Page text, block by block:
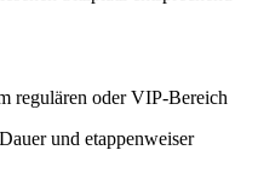
regulären oder VIP-Bereich
und etappenweiser